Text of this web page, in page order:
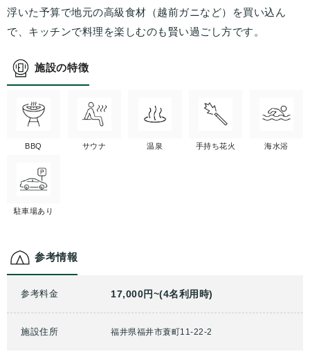
浮いた予算で地元の高級食材（越前ガニなど）を買い込ん
で、キッチンで料理を楽しむのも賢い過ごし方です。
施設の特徴
BBQ サウナ 温泉 手持ち花火 海水浴
駐車場あり
参考情報
参考料金 17,000円~(4名利用時)
施設住所 福井県福井市蓑町11-22-2